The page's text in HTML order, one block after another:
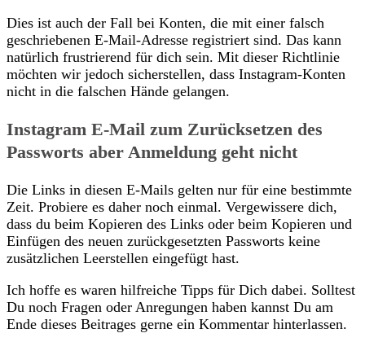
Dies ist auch der Fall bei Konten, die mit einer falsch
geschriebenen E-Mail-Adresse registriert sind. Das kann
natürlich frustrierend für dich sein. Mit dieser Richtlinie
möchten wir jedoch sicherstellen, dass Instagram-Konten
nicht in die falschen Hände gelangen.
Instagram E-Mail zum Zurücksetzen des
Passworts aber Anmeldung geht nicht
Die Links in diesen E-Mails gelten nur für eine bestimmte
Zeit. Probiere es daher noch einmal. Vergewissere dich,
dass du beim Kopieren des Links oder beim Kopieren und
Einfügen des neuen zurückgesetzten Passworts keine
zusätzlichen Leerstellen eingefügt hast.
Ich hoffe es waren hilfreiche Tipps für Dich dabei. Solltest
Du noch Fragen oder Anregungen haben kannst Du am
Ende dieses Beitrages gerne ein Kommentar hinterlassen.